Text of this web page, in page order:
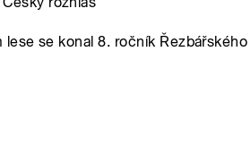
lese se konal 8. ročník Řezbářského